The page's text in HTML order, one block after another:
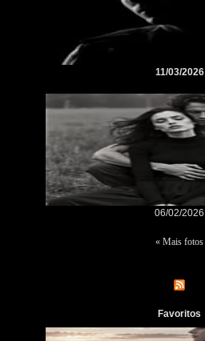
11/03/2026
06/02/2026
« Mais fotos
Favoritos